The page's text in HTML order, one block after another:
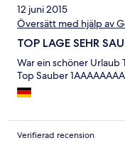
12 juni 2015
Översätt med hjälp av
TOP LAGE SEHR
War ein schöner Urlaub
Top Sauber
Verifierad recension